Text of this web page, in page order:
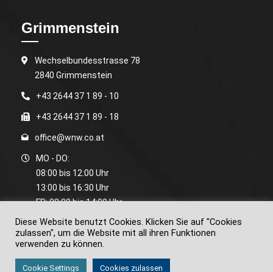
Grimmenstein
Wechselbundesstrasse 78
2840 Grimmenstein
+43 2644 37 1 89 - 10
+43 2644 37 1 89 - 18
office@wnw.co.at
MO - DO:
08:00 bis 12:00 Uhr
13:00 bis 16:30 Uhr
FR: 08:00 bis 14:00 Uhr
Termine außerhalb der Bürozeiten nach Vereinbarung.
Diese Website benutzt Cookies. Klicken Sie auf "Cookies
zulassen", um die Website mit all ihren Funktionen
verwenden zu können.
Cookie Settings Cookies zulassen